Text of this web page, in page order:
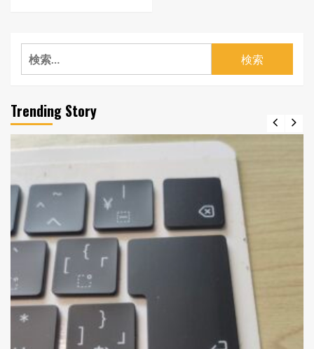
検
索:
Trending Story